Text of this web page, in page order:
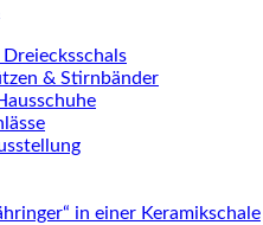
& Stirnbänder
in einer Keramikschale